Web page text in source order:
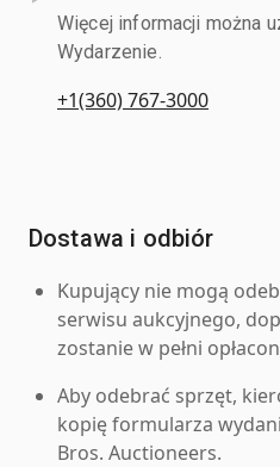
Więcej informacji można
Wydarzenie.
+1(360) 767-3000
Dostawa i odbiór
Kupujący nie mogą
serwisu aukcyjnego,
zostanie w pełni
Aby odebrać sprzęt,
kopię formularza
Bros. Auctioneers.